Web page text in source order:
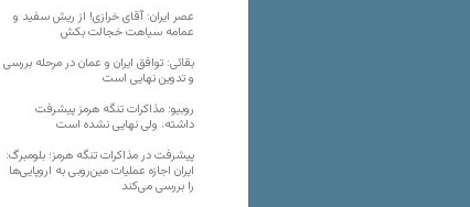
عصر ایران: آقای خرازی! از ریش سفید و
عمامه سیاهت خجالت بکش
بقائی: توافق ایران و عمان در مرحله بررسی
و تدوین نهایی است
روبیو: مذاکرات تنگه هرمز پیشرفت
داشته، ولی نهایی نشده است
پیشرفت در مذاکرات تنگه هرمز؛ بلومبرگ:
ایران اجازه عملیات مین‌روبی به اروپایی‌ها
را بررسی می‌کند